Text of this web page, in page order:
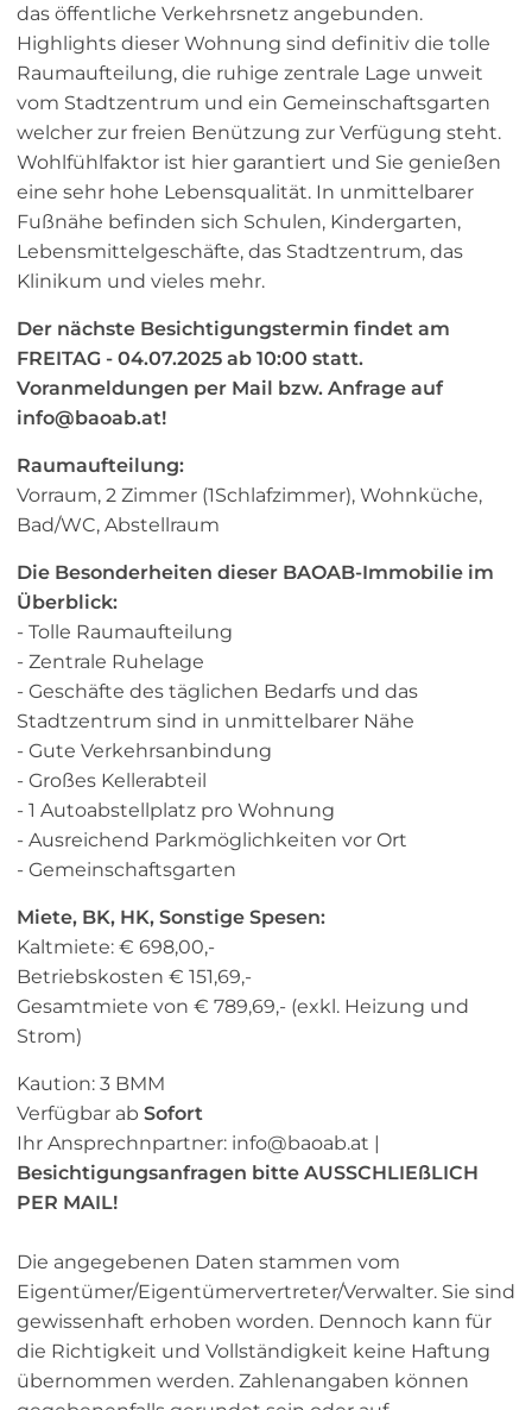
das öffentliche Verkehrsnetz angebunden.
Highlights dieser Wohnung sind definitiv die tolle
Raumaufteilung, die ruhige zentrale Lage unweit
vom Stadtzentrum und ein Gemeinschaftsgarten
welcher zur freien Benützung zur Verfügung steht.
Wohlfühlfaktor ist hier garantiert und Sie genießen
eine sehr hohe Lebensqualität. In unmittelbarer
Fußnähe befinden sich Schulen, Kindergarten,
Lebensmittelgeschäfte, das Stadtzentrum, das
Klinikum und vieles mehr.
Der nächste Besichtigungstermin findet am
FREITAG - 04.07.2025 ab 10:00 statt.
Voranmeldungen per Mail bzw. Anfrage auf
info@baoab.at!
Raumaufteilung:
Vorraum, 2 Zimmer (1Schlafzimmer), Wohnküche,
Bad/WC, Abstellraum
Die Besonderheiten dieser BAOAB-Immobilie im
Überblick:
- Tolle Raumaufteilung
- Zentrale Ruhelage
- Geschäfte des täglichen Bedarfs und das
Stadtzentrum sind in unmittelbarer Nähe
- Gute Verkehrsanbindung
- Großes Kellerabteil
- 1 Autoabstellplatz pro Wohnung
- Ausreichend Parkmöglichkeiten vor Ort
- Gemeinschaftsgarten
Miete, BK, HK, Sonstige Spesen:
Kaltmiete: € 698,00,-
Betriebskosten € 151,69,-
Gesamtmiete von € 789,69,- (exkl. Heizung und
Strom)
Kaution: 3 BMM
Verfügbar ab Sofort
Ihr Ansprechnpartner: info@baoab.at |
Besichtigungsanfragen bitte AUSSCHLIEßLICH
PER MAIL!
Die angegebenen Daten stammen vom
Eigentümer/Eigentümervertreter/Verwalter. Sie sind
gewissenhaft erhoben worden. Dennoch kann für
die Richtigkeit und Vollständigkeit keine Haftung
übernommen werden. Zahlenangaben können